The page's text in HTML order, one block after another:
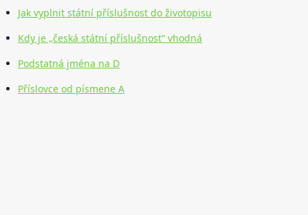
Jak vyplnit státní příslušnost do životopisu
Kdy je „česká státní příslušnost“ vhodná
Podstatná jména na D
Příslovce od písmene A